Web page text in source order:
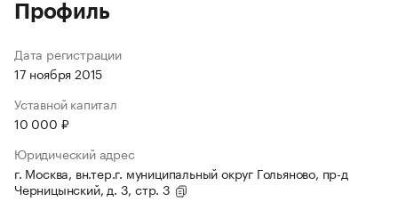
Профиль
Дата регистрации
17 ноября 2015
Уставной капитал
10 000 ₽
Юридический адрес
г. Москва, вн.тер.г. муниципальный округ Гольяново, пр-д
Черницынский, д. 3, стр. 3